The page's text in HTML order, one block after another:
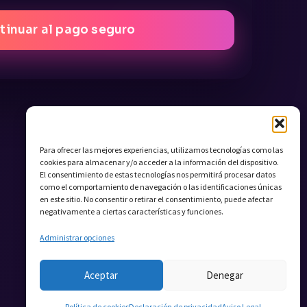
Para ofrecer las mejores experiencias, utilizamos tecnologías como las
cookies para almacenar y/o acceder a la información del dispositivo.
El consentimiento de estas tecnologías nos permitirá procesar datos
como el comportamiento de navegación o las identificaciones únicas
en este sitio. No consentir o retirar el consentimiento, puede afectar
negativamente a ciertas características y funciones.
Administrar opciones
Aceptar Denegar
al pago seguro